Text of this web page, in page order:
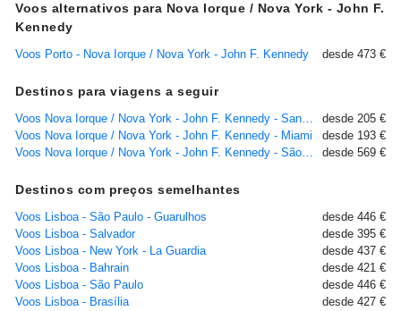
Voos alternativos para Nova Iorque / Nova York - John F.
Kennedy
Voos Porto - Nova Iorque / Nova York - John F. Kennedy desde 473 €
Destinos para viagens a seguir
Voos Nova Iorque / Nova York - John F. Kennedy - San Juan - Porto Rico
desde 205 €
Voos Nova Iorque / Nova York - John F. Kennedy - Miami
desde 193 €
Voos Nova Iorque / Nova York - John F. Kennedy - São Paulo - Guarulhos
desde 569 €
Destinos com preços semelhantes
Voos Lisboa - São Paulo - Guarulhos
desde 446 €
Voos Lisboa - Salvador
desde 395 €
Voos Lisboa - New York - La Guardia
desde 437 €
Voos Lisboa - Bahrain
desde 421 €
Voos Lisboa - São Paulo
desde 446 €
Voos Lisboa - Brasília
desde 427 €